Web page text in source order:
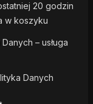
20 godzin
w koszyku
– usługa
Danych